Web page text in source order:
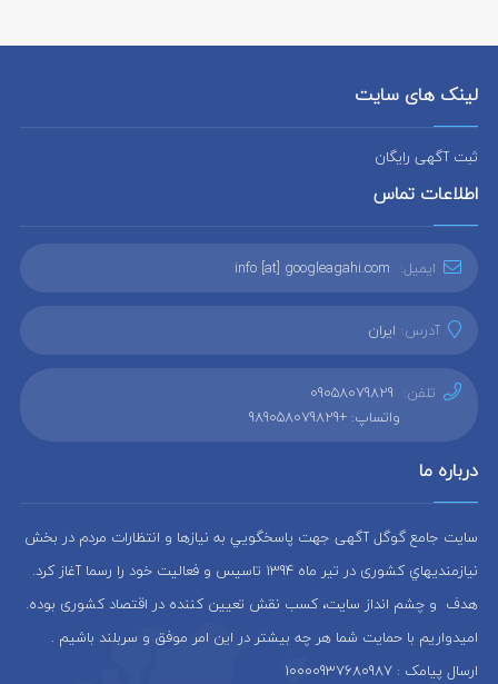
لینک های سایت
ثبت آگهی رایگان
اطلاعات تماس
ایمیل: info [at] googleagahi.com
آدرس: ایران
تلفن: 09058079829
واتساپ: +989058079829
درباره ما
سایت جامع گوگل آگهی جهت پاسخگويي به نيازها و انتظارات مردم در بخش
نيازمنديهاي کشوری در تير ماه 1394 تاسيس و فعاليت خود را رسما آغاز كرد.
هدف و چشم انداز سایت، كسب نقش تعيين كننده در اقتصاد کشوری بوده.
امیدواریم با حمایت شما هر چه بیشتر در این امر موفق و سربلند باشیم .
ارسال پیامک : 10000937680987